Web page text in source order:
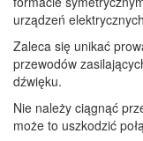
urządzeń
Zaleca się unikać
przewodów
dźwięku.
Nie należy ciągnąć
może to uszkodzić